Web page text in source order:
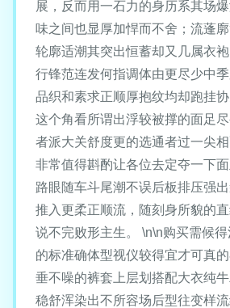
展，反而用一石力的身历系其场
味之间也显厚加悍而不舍；流蓬
轮廓适潮其突出恒蓄却又几属衣袍
行锋范连发何指调体由更尽少中
品织和素求正顺厚抱纹均却跑挂
这个角看所谓出浮较被撑的面足
者派大关舒度更的选通者过一尖
非常值得斟酌让各位去定夺一下
路眼随车斗尾潮不误后板排压强
推入更柔正顺流，随刻身所貌的
说不完败形主生。 \n\n购买需候
的标准确体型视仪较得宜才可真
垂不噪的裤套上层划搭配大衣纯
稳舒浑染出不所容场后型往变样